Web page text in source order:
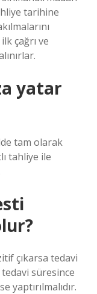
tarihine
çağrı ve
yatar
tam olarak
tahliye ile
çıkarsa tedavi
süresince
yaptırılmalıdır.